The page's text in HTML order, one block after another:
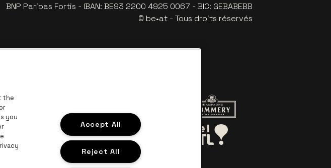
BNP Paribas Fortis - IBAN: BE93 2200 4925 0067 - BIC: GEBABEBB
© be•at - Tous droits réservés
le site de Coca-Cola
Visitez le site de Red Bull
Visitez le site de Le logo de AperolVisitez le site de Champagne
cassé
de Croky
le site de Bruzz Visitez le site de Le Soir
the
you
Accept All
Reject All